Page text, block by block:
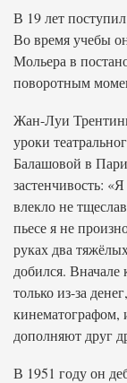
В 19 лет
Во время учебы
Мольера в
поворотным
Жан-Луи
уроки
Балашовой в
застенчивость:
влекло не
пьесе я не
руках два
добился. Вначале
только из-за
кинематографом,
дополняют друг
В 1951 году он